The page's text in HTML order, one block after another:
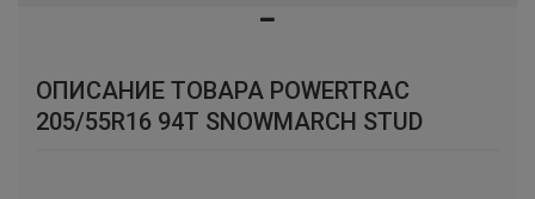
AUTOGREEN
ОПИСАНИЕ ТОВАРА POWERTRAC
205/55R16 94Т SNOWMARCH STUD